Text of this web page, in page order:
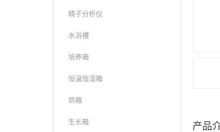
精子分析仪
水浴槽
培养箱
恒温恒湿箱
烘箱
生长箱 产品